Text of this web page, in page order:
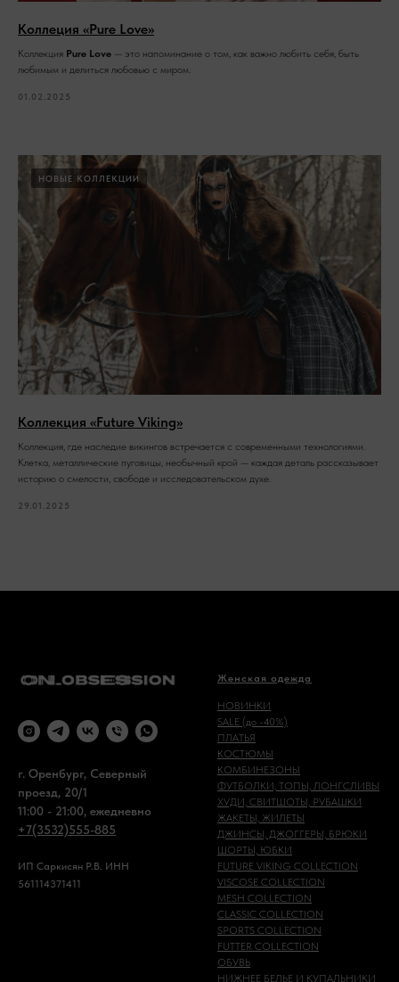
Коллеция «Pure Love»
Коллекция Pure Love — это напоминание о том, как важно любить себя, быть
любимым и делиться любовью с миром.
01.02.2025
НОВЫЕ КОЛЛЕКЦИИ
Коллекция «Future Viking»
Коллекция, где наследие викингов встречается с современными технологиями.
Клетка, металлические пуговицы, необычный крой — каждая деталь рассказывает
историю о смелости, свободе и исследовательском духе.
29.01.2025
г. Оренбург, Северный
проезд, 20/1
11:00 - 21:00, ежедневно
+7(3532)555-885
ИП Саркисян Р.В. ИНН
561114371411
Женская одежда
НОВИНКИ
SALE (до -40%)
ПЛАТЬЯ
КОСТЮМЫ
КОМБИНЕЗОНЫ
ФУТБОЛКИ, ТОПЫ, ЛОНГСЛИВЫ
ХУДИ, СВИТШОТЫ, РУБАШКИ
ЖАКЕТЫ, ЖИЛЕТЫ
ДЖИНСЫ, ДЖОГГЕРЫ, БРЮКИ
ШОРТЫ, ЮБКИ
FUTURE VIKING COLLECTION
VISCOSE COLLECTION
MESH COLLECTION
CLASSIC COLLECTION
SPORTS COLLECTION
FUTTER COLLECTION
ОБУВЬ
НИЖНЕЕ БЕЛЬЕ И КУПАЛЬНИКИ